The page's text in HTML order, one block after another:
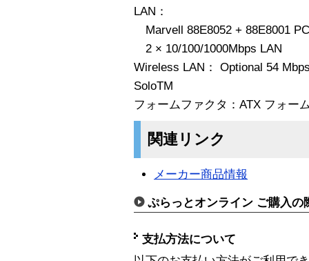
LAN：
Marvell 88E8052 + 88E8001
2 × 10/100/1000Mbps LAN
Wireless LAN： Optional 54
SoloTM
フォームファクタ：ATX フォ
関連リンク
メーカー商品情報
ぷらっとオンライン ご購入の
支払方法について